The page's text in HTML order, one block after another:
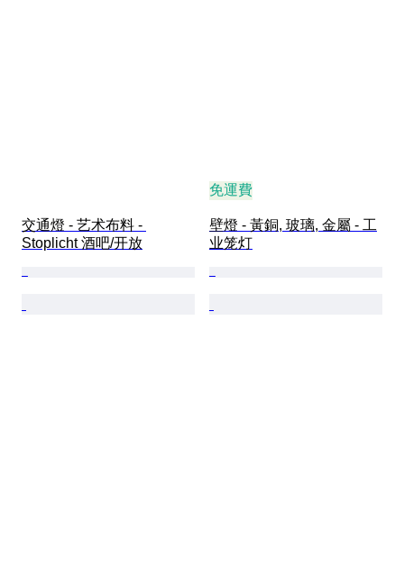
交通燈 - 艺术布料 -
Stoplicht 酒吧/开放
免運費
壁燈 - 黃銅, 玻璃, 金屬 - 工
业笼灯